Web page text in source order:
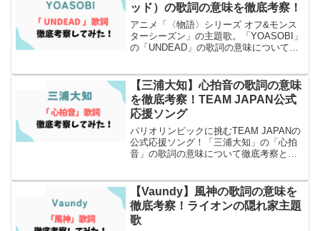
ッド）の歌詞の意味を徹底考察！
アニメ「〈物語〉シリーズ オフ&モンス
ターシーズン」の主題歌。「YOASOBI」
の「UNDEAD」の歌詞の意味について徹
【三浦大知】心拍音の歌詞の意味
を徹底考察！TEAM JAPAN公式
応援ソング
パリオリンピックに挑むTEAM JAPANの
公式応援ソング！「三浦大知」の「心拍
音」の歌詞の意味について徹底考察と
【Vaundy】風神の歌詞の意味を
徹底考察！ライオンの隠れ家主題
歌